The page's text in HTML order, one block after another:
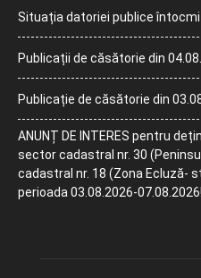
Situația datoriei publice
Publicații de căsătorie din
Publicație de căsătorie din
ANUNȚ DE INTERES pentru
sector cadastral nr. 30
cadastral nr. 18 (Zona Ecluză-
perioada 03.08.2026-07.08.2026!